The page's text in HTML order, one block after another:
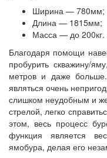
Ширина — 780мм;
Длина — 1815мм;
Масса — до 200кг.
Благодаря помощи
пробурить скважину/
метров и даже
являться очень
слишком неудобным и
стрелой, легко
этом, весь процесс
функция является
ямобура, делая его